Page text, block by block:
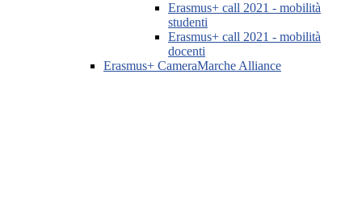
Erasmus+ call 2021 - mobilità
studenti
Erasmus+ call 2021 - mobilità
docenti
Erasmus+ CameraMarche Alliance